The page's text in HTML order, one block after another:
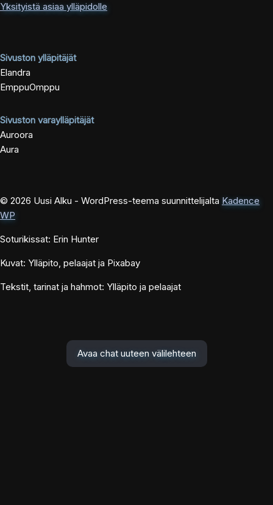
Yksityistä asiaa ylläpidolle
Sivuston ylläpitäjät
Elandra
EmppuOmppu
Sivuston varaylläpitäjät
Auroora
Aura
© 2026 Uusi Alku - WordPress-teema suunnittelijalta Kadence
WP
Soturikissat: Erin Hunter
Kuvat: Ylläpito, pelaajat ja Pixabay
Tekstit, tarinat ja hahmot: Ylläpito ja pelaajat
Avaa chat uuteen välilehteen